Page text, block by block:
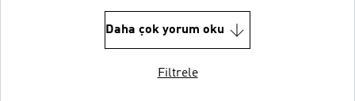
Daha çok yorum oku
Filtrele